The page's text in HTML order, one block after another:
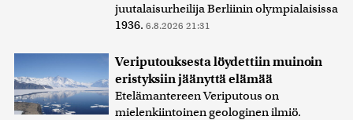
juutalaisurheilija Berliinin olympialaisissa
1936. 6.8.2026 21:31
Veriputouksesta löydettiin muinoin
eristyksiin jäänyttä elämää
Etelämantereen Veriputous on
mielenkiintoinen geologinen ilmiö.